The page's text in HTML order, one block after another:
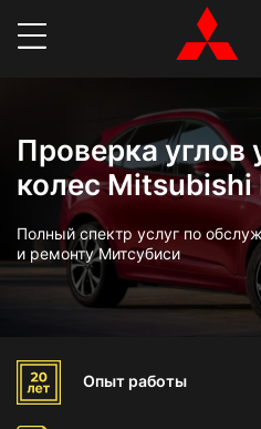
Проверка углов
колес Mitsubishi
Полный спектр услуг по
и ремонту Митсубиси
Опыт работы